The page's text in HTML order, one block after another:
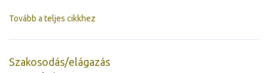
Tovább a teljes cikkhez
Szakosodás/elágazás